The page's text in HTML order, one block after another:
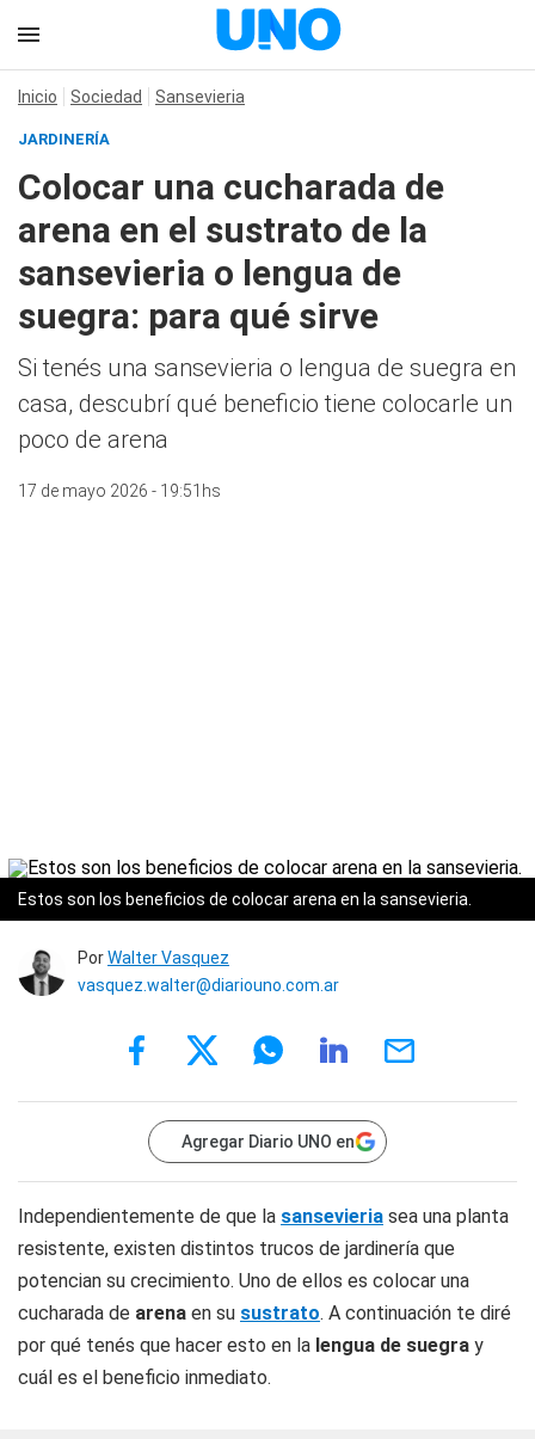
Inicio Sociedad Sansevieria
JARDINERÍA
Colocar una cucharada de
arena en el sustrato de la
sansevieria o lengua de
suegra: para qué sirve
Si tenés una sansevieria o lengua de suegra en
casa, descubrí qué beneficio tiene colocarle un
poco de arena
17 de mayo 2026 - 19:51hs
Estos son los beneficios de colocar arena en la sansevieria.
PorWalter Vasquez
vasquez.walter@diariouno.com.ar
Agregar Diario UNO en
Independientemente de que la sansevieria sea una planta
resistente, existen distintos trucos de jardinería que
potencian su crecimiento. Uno de ellos es colocar una
cucharada de arena en su sustrato. A continuación te diré
por qué tenés que hacer esto en la lengua de suegra y
cuál es el beneficio inmediato.